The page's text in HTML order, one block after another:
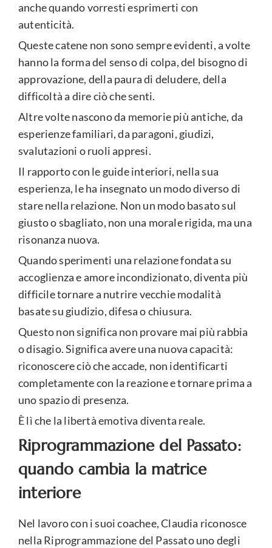
anche quando vorresti esprimerti con
autenticità.
Queste catene non sono sempre evidenti, a volte
hanno la forma del senso di colpa, del bisogno di
approvazione, della paura di deludere, della
difficoltà a dire ciò che senti.
Altre volte nascono da memorie più antiche, da
esperienze familiari, da paragoni, giudizi,
svalutazioni o ruoli appresi.
Il rapporto con le guide interiori, nella sua
esperienza, le ha insegnato un modo diverso di
stare nella relazione. Non un modo basato sul
giusto o sbagliato, non una morale rigida, ma una
risonanza nuova.
Quando sperimenti una relazione fondata su
accoglienza e amore incondizionato, diventa più
difficile tornare a nutrire vecchie modalità
basate su giudizio, difesa o chiusura.
Questo non significa non provare mai più rabbia
o disagio. Significa avere una nuova capacità:
riconoscere ciò che accade, non identificarti
completamente con la reazione e tornare prima a
uno spazio di presenza.
È lì che la libertà emotiva diventa reale.
Riprogrammazione del Passato:
quando cambia la matrice
interiore
Nel lavoro con i suoi coachee, Claudia riconosce
nella Riprogrammazione del Passato uno degli